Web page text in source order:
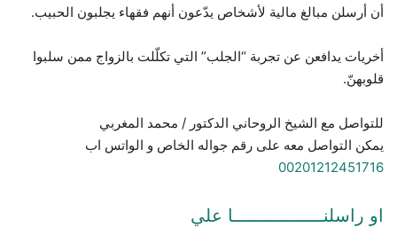
أن أرسلن مبالغ مالية لأشخاص يدّعون أنهم فقهاء يجلبون الحبيب.
أخريات يدافعن عن تجربة “الجلب” التي تكلّلت بالزواج ممن سلبوا
قلوبهنّ.
للتواصل مع الشيخ الروحاني الدكتور / محمد المغربي
يمكن التواصل معه على رقم جواله الخاص و الواتس اب
00201212451716
او راسلنـــــــــــــــــا علي